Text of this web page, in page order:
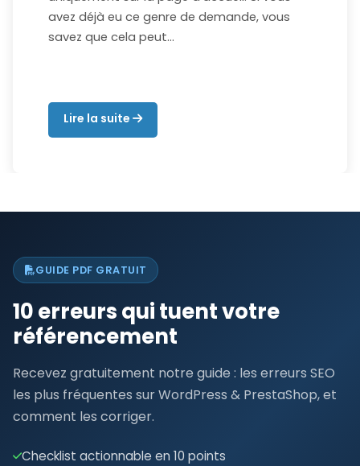
avez déjà eu ce genre de demande, vous
savez que cela peut…
Lire la suite
GUIDE PDF GRATUIT
10 erreurs qui tuent votre
référencement
Recevez gratuitement notre guide : les erreurs SEO
les plus fréquentes sur WordPress & PrestaShop, et
comment les corriger.
Checklist actionnable en 10 points